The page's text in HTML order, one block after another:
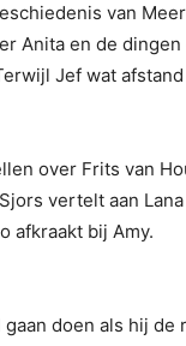
van
Anita en de
Jef wat
over Frits van
vertelt aan
afkraakt bij Amy.
doen als hij